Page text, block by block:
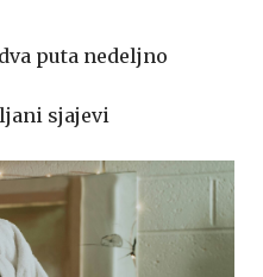
puta nedeljno
sjajevi